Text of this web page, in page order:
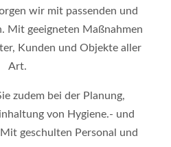
wir mit passenden und
Mit geeigneten Maßnahmen
Kunden und Objekte aller
Art.
zudem bei der Planung,
von Hygiene.- und
geschulten Personal und